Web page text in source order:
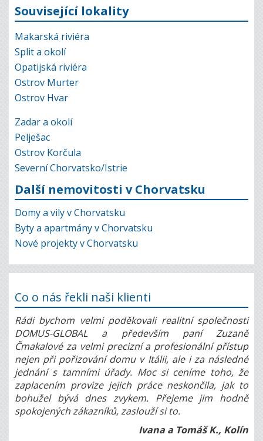
Související lokality
Makarská riviéra
Split a okolí
Opatijská riviéra
Ostrov Murter
Ostrov Hvar
Zadar a okolí
Pelješac
Ostrov Korčula
Severní Chorvatsko/Istrie
Další nemovitosti v Chorvatsku
Domy a vily v Chorvatsku
Byty a apartmány v Chorvatsku
Nové projekty v Chorvatsku
Co o nás řekli naši klienti
Rádi bychom velmi poděkovali realitní společnosti
DOMUS-GLOBAL a především paní Zuzaně
Čmakalové za velmi precizní a profesionální přístup
nejen při pořizování domu v Itálii, ale i za následné
jednání s tamními úřady. Moc si ceníme toho, že
zaplacením provize jejich práce neskončila, jak to
bohužel bývá dnes zvykem. Přejeme jim hodně
spokojených zákazníků, zaslouží si to.
Ivana a Tomáš K., Kolín